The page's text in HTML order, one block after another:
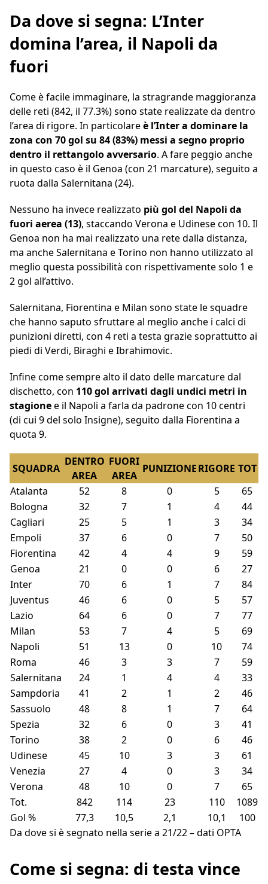
Da dove si segna: L’Inter
domina l’area, il Napoli da
fuori
Come è facile immaginare, la stragrande maggioranza
delle reti (842, il 77.3%) sono state realizzate da dentro
l’area di rigore. In particolareè l’Inter a dominare la
zona con 70 gol su 84 (83%) messi a segno proprio
dentro il rettangolo avversario. A fare peggio anche
in questo caso è il Genoa (con 21 marcature), seguito a
ruota dalla Salernitana (24).
Nessuno ha invece realizzato più gol del Napoli da
fuori aerea (13), staccando Verona e Udinese con 10. Il
Genoa non ha mai realizzato una rete dalla distanza,
ma anche Salernitana e Torino non hanno utilizzato al
meglio questa possibilità con rispettivamente solo 1 e
2 gol all’attivo.
Salernitana, Fiorentina e Milan sono state le squadre
che hanno saputo sfruttare al meglio anche i calci di
punizioni diretti, con 4 reti a testa grazie soprattutto ai
piedi di Verdi, Biraghi e Ibrahimovic.
Infine come sempre alto il dato delle marcature dal
dischetto, con 110 gol arrivati dagli undici metri in
stagionee il Napoli a farla da padrone con 10 centri
(di cui 9 del solo Insigne), seguito dalla Fiorentina a
quota 9.
SQUADRA
DENTRO
AREA
FUORI
AREA
PUNIZIONERIGORE TOT
Atalanta
52 8 0 5
65
Bologna
32 7 1 4
44
Cagliari
25 5 1 3
34
Empoli
37 6 0 7
50
Fiorentina
42 4 4 9
59
Genoa
21 0 0 6
27
Inter
70 6 1 7
84
Juventus
46 6 0 5
57
Lazio
64 6 0 7
77
Milan
53 7 4 5
69
Napoli
51 13 0 10
74
Roma
46 3 3 7
59
Salernitana
24 1 4 4
33
Sampdoria
41 2 1 2
46
Sassuolo
48 8 1 7
64
Spezia
32 6 0 3
41
Torino
38 2 0 6
46
Udinese
45 10 3 3
61
Venezia
27 4 0 3
34
Verona
48 10 0 7
65
Tot.
842 114 23 110
1089
Gol %
77,3 10,5 2,1 10,1
100
Da dove si è segnato nella serie a 21/22 – dati OPTA
Come si segna: di testa vince